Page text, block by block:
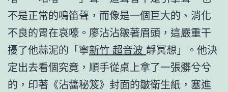
不是正常的鳴笛聲，而像是一個巨大的、消化
不良的胃在哀嚎。廖沾沾皺著眉頭，這嚴重干
擾了他蒜泥的「寧新竹 超音波 靜冥想」。他決
定出去看個究竟，順手從桌上拿了一張髒兮兮
的，印著《沾醬秘笈》封面的皺衛生紙，塞進